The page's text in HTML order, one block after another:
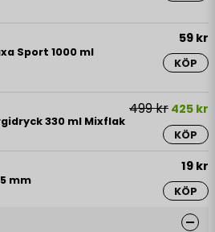
Sport 1000 ml
59 kr
KÖP
330 ml Mixflak
499 kr 425 kr
KÖP
mm
19 kr
KÖP